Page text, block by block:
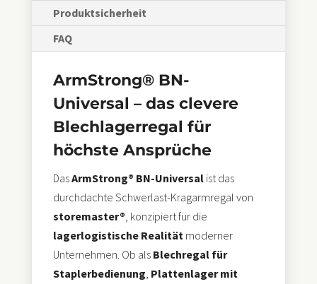
Produktsicherheit
FAQ
ArmStrong® BN-
Universal – das clevere
Blechlagerregal für
höchste Ansprüche
DasArmStrong® BN-Universalist das
durchdachte Schwerlast-Kragarmregal von
storemaster® , konzipiert für die
lagerlogistische Realität moderner
Unternehmen. Ob als Blechregal für
Staplerbedienung Plattenlager mit